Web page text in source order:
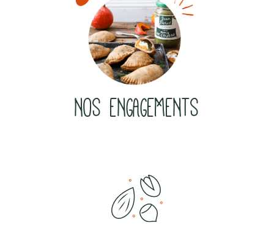
NOS ENGAGEMENTS